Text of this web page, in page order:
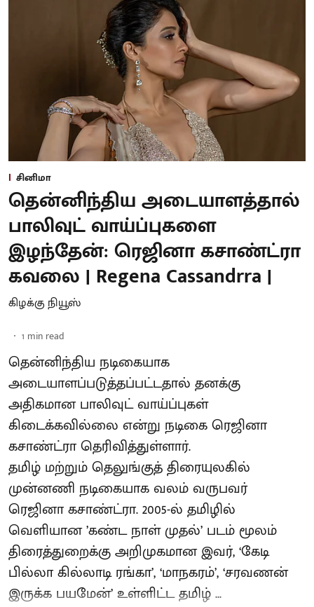
சினிமா
தென்னிந்திய அடையாளத்தால்
பாலிவுட் வாய்ப்புகளை
இழந்தேன்: ரெஜினா கசாண்ட்ரா
கவலை | Regena Cassandrra |
கிழக்கு நியூஸ்
1 min read
தென்னிந்திய நடிகையாக
அடையாளப்படுத்தப்பட்டதால் தனக்கு
அதிகமான பாலிவுட் வாய்ப்புகள்
கிடைக்கவில்லை என்று நடிகை ரெஜினா
கசாண்ட்ரா தெரிவித்துள்ளார்.
தமிழ் மற்றும் தெலுங்குத் திரையுலகில்
முன்னணி நடிகையாக வலம் வருபவர்
ரெஜினா கசாண்ட்ரா. 2005-ல் தமிழில்
வெளியான ’கண்ட நாள் முதல்’ படம் மூலம்
திரைத்துறைக்கு அறிமுகமான இவர், ‘கேடி
பில்லா கில்லாடி ரங்கா’, ‘மாநகரம்’, ‘சரவணன்
இருக்க பயமேன்’ உள்ளிட்ட தமிழ் ...